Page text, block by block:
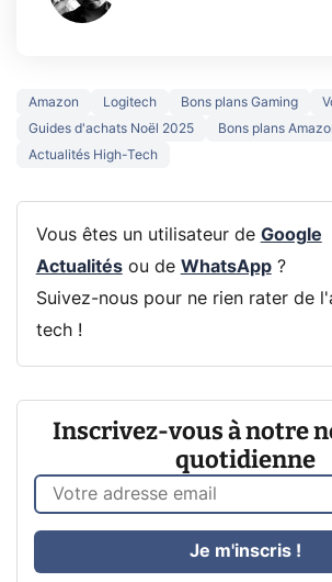
Amazon Logitech Bons plans Gaming
Guides d'achats Noël 2025
Bons plans
Actualités High-Tech
Vous êtes un utilisateur de Google
Actualitésou de WhatsApp?
Suivez-nous pour ne rien rater de
tech !
Inscrivez-vous à notre
quotidienne
Je m'inscris !